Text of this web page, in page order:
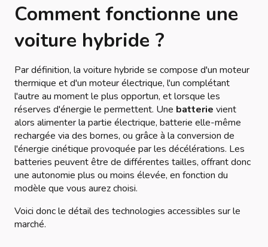
Comment fonctionne une
voiture hybride ?
Par définition, la voiture hybride se compose d'un moteur
thermique et d'un moteur électrique, l'un complétant
l'autre au moment le plus opportun, et lorsque les
réserves d'énergie le permettent. Une batterie vient
alors alimenter la partie électrique, batterie elle-même
rechargée via des bornes, ou grâce à la conversion de
l'énergie cinétique provoquée par les décélérations. Les
batteries peuvent être de différentes tailles, offrant donc
une autonomie plus ou moins élevée, en fonction du
modèle que vous aurez choisi.
Voici donc le détail des technologies accessibles sur le
marché.